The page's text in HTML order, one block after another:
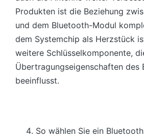
Produkten ist die Beziehung
und dem Bluetooth-Modul
dem Systemchip als Herzstück
weitere Schlüsselkomponente,
Übertragungseigenschaften des
beeinflusst.
So wählen Sie ein